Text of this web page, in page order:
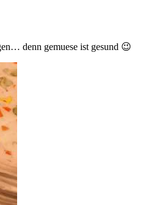
denn gemuese ist gesund 😉